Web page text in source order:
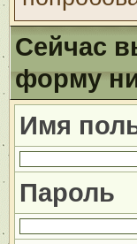
Сейчас
форму
Имя
Пароль